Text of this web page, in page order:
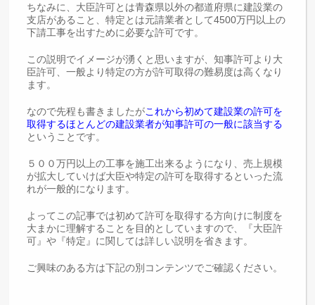
ちなみに、大臣許可とは青森県以外の都道府県に建設業の
支店があること、特定とは元請業者として4500万円以上の
下請工事を出すために必要な許可です。
この説明でイメージが湧くと思いますが、知事許可より大
臣許可、一般より特定の方が許可取得の難易度は高くなり
ます。
なので先程も書きましたがこれから初めて建設業の許可を
取得するほとんどの建設業者が知事許可の一般に該当する
ということです。
５００万円以上の工事を施工出来るようになり、売上規模
が拡大していけば大臣や特定の許可を取得するといった流
れが一般的になります。
よってこの記事では初めて許可を取得する方向けに制度を
大まかに理解することを目的としていますので、『大臣許
可』や『特定』に関しては詳しい説明を省きます。
ご興味のある方は下記の別コンテンツでご確認ください。